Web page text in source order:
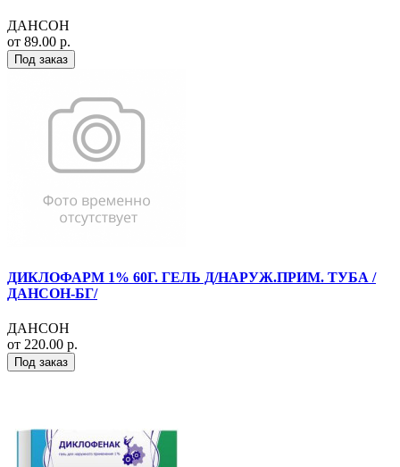
ДАНСОН
от 89.00 р.
Под заказ
ДИКЛОФАРМ 1% 60Г. ГЕЛЬ Д/НАРУЖ.ПРИМ. ТУБА /
ДАНСОН-БГ/
ДАНСОН
от 220.00 р.
Под заказ